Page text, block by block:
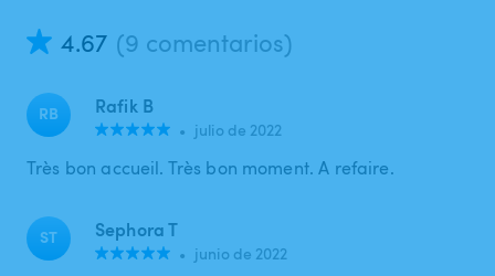
4.67 (9 comentarios)
RB Rafik B
• julio de 2022
Très bon accueil. Très bon moment. A refaire.
ST Sephora T
• junio de 2022